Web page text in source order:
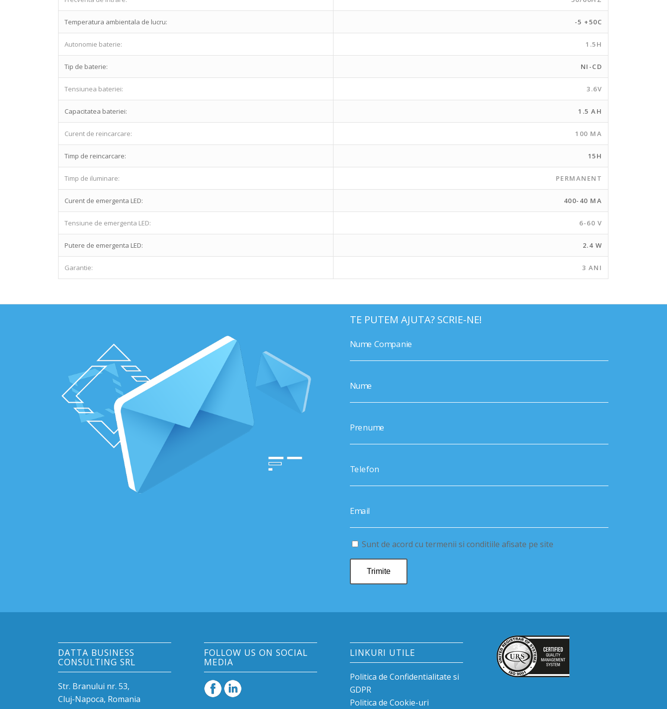
Temperatura ambientala de lucru: -5 +50C
Autonomie baterie: 1.5H
Tip de baterie: NI-CD
Tensiunea bateriei: 3.6V
Capacitatea bateriei: 1.5 AH
Curent de reincarcare: 100 MA
Timp de reincarcare: 15H
Timp de iluminare: PERMANENT
Curent de emergenta LED: 400-40 MA
Tensiune de emergenta LED: 6-60 V
Putere de emergenta LED: 2.4 W
Garantie: 3 ANI
TE PUTEM AJUTA? SCRIE-NE!
Nume Companie
Nume
Prenume
Telefon
Email
Sunt de acord cu termenii si conditiile afisate pe site
DATTA BUSINESS
CONSULTING SRL
Str. Branului nr. 53,
Cluj-Napoca, Romania
FOLLOW US ON SOCIAL
MEDIA
LINKURI UTILE
Politica de Confidentialitate si
GDPR
Politica de Cookie-uri